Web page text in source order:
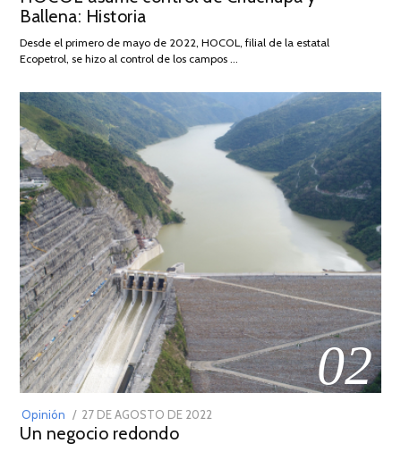
2026
Ballena: Historia
Desde el primero de mayo de 2022, HOCOL, filial de la estatal
Ecopetrol, se hizo al control de los campos …
02
Opinión
POSTED
ON
27 DE AGOSTO DE 2022
Un negocio redondo